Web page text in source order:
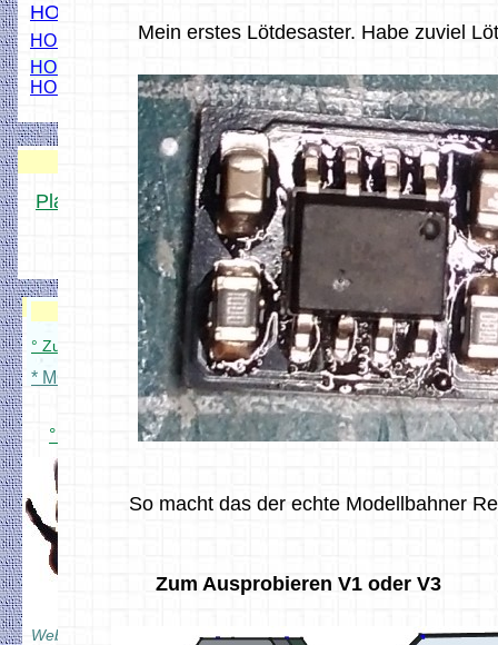
HO Bü1 Signal
HO Andreaskreuz
HO Signale mit WS2811
HO Bahnschranke
Anleitungen
° Übersicht auf YouTube.de
Modellbahnverwaltung
° Zum Modellbahnverwaltung Setup
* MOBA Zubehör Konfig
Mein Berater
Herr Schneckerich
Webseiten mit DFM2HTMLerstellt
DCC Projekt-Platinen
Platinen für MOBA-Freunde
° Platinen Übersicht
Mein erstes Lötdesaster. Habe zuviel
So macht das der echte Modellbahner
Zum Ausprobieren V1 oder V3